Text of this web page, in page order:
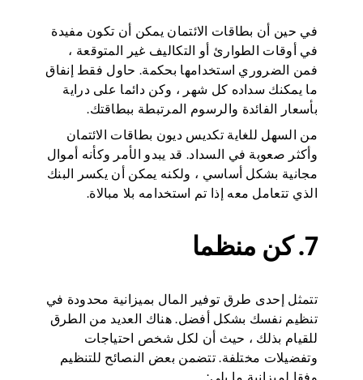
في حين أن بطاقات الائتمان يمكن أن تكون مفيدة
في أوقات الطوارئ أو التكاليف غير المتوقعة ،
فمن الضروري استخدامها بحكمة. حاول فقط إنفاق
ما يمكنك سداده كل شهر ، وكن دائما على دراية
بأسعار الفائدة والرسوم المرتبطة ببطاقتك.
من السهل للغاية تكديس ديون بطاقات الائتمان
وأكثر صعوبة في السداد. قد يبدو الأمر وكأنه أموال
مجانية بشكل أساسي ، ولكنه يمكن أن يكسر البنك
الذي تتعامل معه إذا تم استخدامه بلا مبالاة.
7. كن منظما
تتمثل إحدى طرق توفير المال بميزانية محدودة في
تنظيم نفسك بشكل أفضل. هناك العديد من الطرق
للقيام بذلك ، حيث أن لكل شخص احتياجات
وتفضيلات مختلفة. تتضمن بعض النصائح للتنظيم